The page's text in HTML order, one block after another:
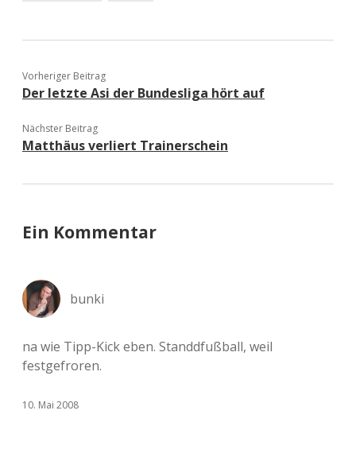
Vorheriger Beitrag
Der letzte Asi der Bundesliga hört auf
Nächster Beitrag
Matthäus verliert Trainerschein
Ein Kommentar
bunki
na wie Tipp-Kick eben. Standdfußball, weil
festgefroren.
10. Mai 2008